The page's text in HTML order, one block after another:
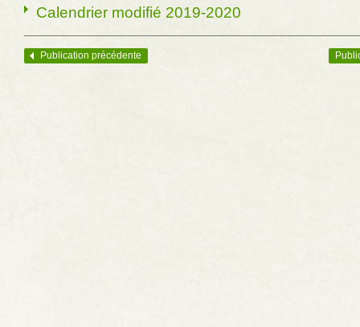
Calendrier modifié 2019-2020
Navigation des articles
Publication précédente